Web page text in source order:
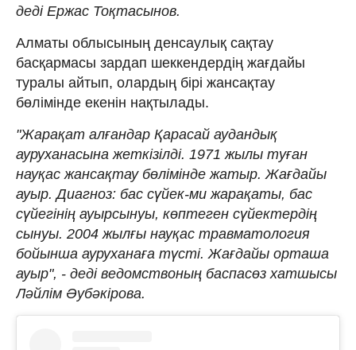
деді Ержас Тоқтасынов.
Алматы облысының денсаулық сақтау
басқармасы зардап шеккендердің жағдайы
туралы айтып, олардың бірі жансақтау
бөлімінде екенін нақтылады.
"Жарақат алғандар Қарасай аудандық
ауруханасына жеткізілді. 1971 жылы туған
науқас жансақтау бөлімінде жатыр. Жағдайы
ауыр. Диагноз: бас сүйек-ми жарақаты, бас
сүйегінің ауырсынуы, көптеген сүйектердің
сынуы. 2004 жылғы науқас травматология
бойынша ауруханаға түсті. Жағдайы орташа
ауыр", - деді ведомствоның баспасөз хатшысы
Ләйлім Әубәкірова.